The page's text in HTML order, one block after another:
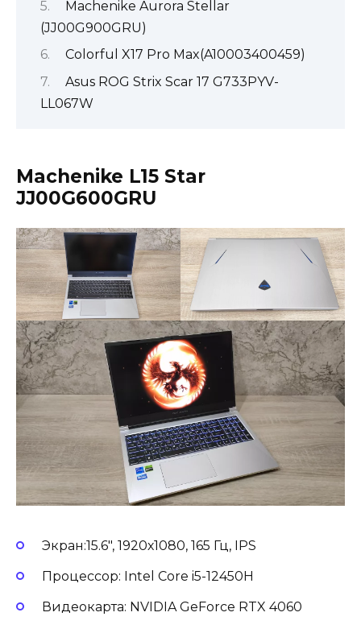
Machenike Aurora Stellar
(JJ00G900GRU)
Colorful X17 Pro Max(A10003400459)
Asus ROG Strix Scar 17 G733PYV-
LL067W
Machenike L15 Star
JJ00G600GRU
Экран:15.6″, 1920х1080, 165 Гц, IPS
Процессор: Intel Core i5-12450H
Видеокарта: NVIDIA GeForce RTX 4060